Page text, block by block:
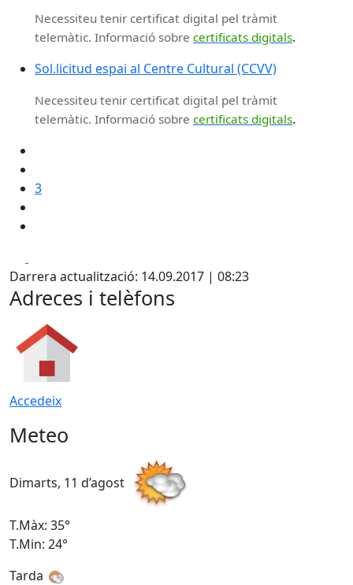
Necessiteu tenir certificat digital pel tràmit
telemàtic. Informació sobre certificats digitals.
Sol.licitud espai al Centre Cultural (CCVV)
Necessiteu tenir certificat digital pel tràmit
telemàtic. Informació sobre certificats digitals.
3
Darrera actualització: 14.09.2017 | 08:23
Adreces i telèfons
Accedeix
Meteo
Dimarts, 11 d’agost
T.Màx: 35°
T.Min: 24°
Tarda